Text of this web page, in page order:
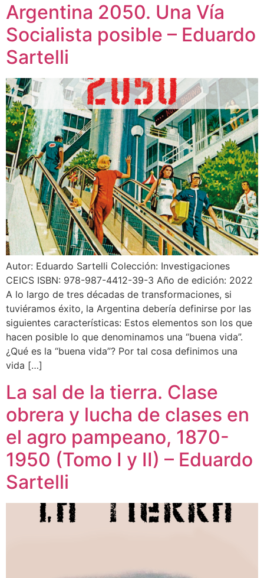
Argentina 2050. Una Vía
Socialista posible – Eduardo
Sartelli
Autor: Eduardo Sartelli Colección: Investigaciones
CEICS ISBN: 978-987-4412-39-3 Año de edición: 2022
A lo largo de tres décadas de transformaciones, si
tuviéramos éxito, la Argentina debería definirse por las
siguientes características: Estos elementos son los que
hacen posible lo que denominamos una “buena vida”.
¿Qué es la “buena vida”? Por tal cosa definimos una
vida […]
La sal de la tierra. Clase
obrera y lucha de clases en
el agro pampeano, 1870-
1950 (Tomo I y II) – Eduardo
Sartelli